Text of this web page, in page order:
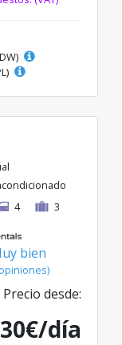
4 3
bien
Precio desde:
30€/día